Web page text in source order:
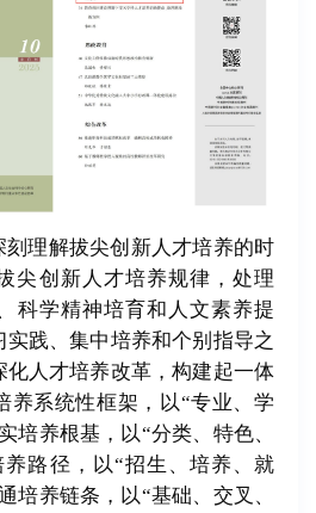
刻理解拔尖创新人才培养的时
尖创新人才培养规律，处理
科学精神培育和人文素养提
践、集中培养和个别指导之
化人才培养改革，构建起一体
养系统性框架，以“专业、学
培养根基，以“分类、特色、
路径，以“招生、培养、就
培养链条，以“基础、交叉、